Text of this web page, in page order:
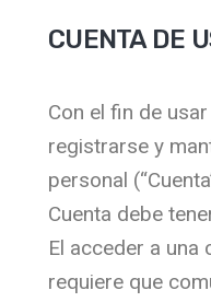
CUENTA DE
Con el fin de
registrarse y
personal
Cuenta debe
El acceder a una
requiere que